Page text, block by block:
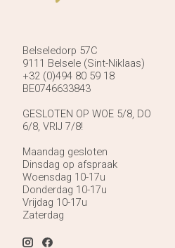
Belseledorp 57C
9111 Belsele (Sint-Niklaas)
+32 (0)494 80 59 18
BE0746633843
GESLOTEN OP WOE 5/8, DO
6/8, VRIJ 7/8!
Maandag gesloten
Dinsdag op afspraak
Woensdag 10-17u
Donderdag 10-17u
Vrijdag 10-17u
Zaterdag